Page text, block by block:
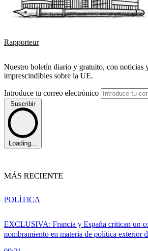
Rapporteur
Nuestro boletín diario y gratuito, con noticias
imprescindibles sobre la UE.
Introduce tu correo electrónico
Suscribir
Loading...
MÁS RECIENTE
EXCLUSIVA: Francia y España critican un
nombramiento en materia de política exterior
POLÍTICA